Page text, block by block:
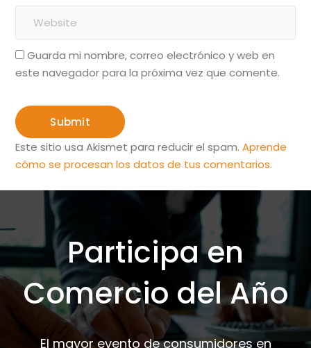
Guarda mi nombre, correo electrónico y web en
este navegador para la próxima vez que comente.
Este sitio usa Akismet para reducir el spam.Aprende
cómo se procesan los datos de tus comentarios.
Participa en
Comercio del Año
El mayor evento de consumidores en